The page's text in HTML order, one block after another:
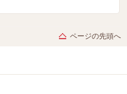
ページの先頭へ